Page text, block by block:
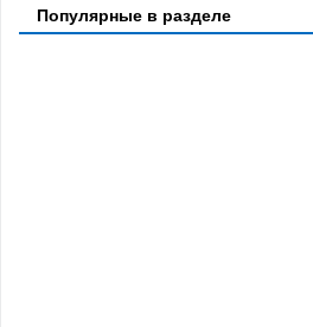
Популярные в разделе